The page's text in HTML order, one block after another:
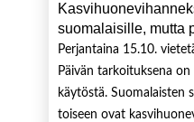
suomalaisille, mutta
Perjantaina 15.10.
Päivän tarkoituksena
käytöstä. Suomalaisten
toiseen ovat